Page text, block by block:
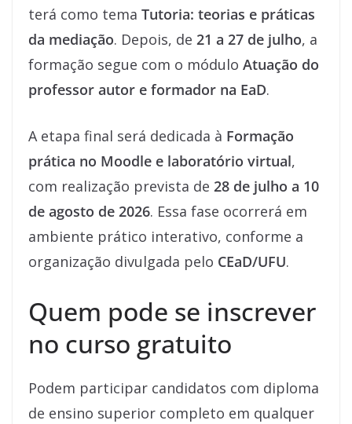
terá como tema Tutoria: teorias e práticas
da mediação. Depois, de 21 a 27 de julho, a
formação segue com o módulo Atuação do
professor autor e formador na EaD.
A etapa final será dedicada à Formação
prática no Moodle e laboratório virtual,
com realização prevista de 28 de julho a 10
de agosto de 2026. Essa fase ocorrerá em
ambiente prático interativo, conforme a
organização divulgada pelo CEaD/UFU.
Quem pode se inscrever
no curso gratuito
Podem participar candidatos com diploma
de ensino superior completo em qualquer